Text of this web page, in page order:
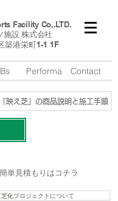
Facility Co,.LTD.
施設 株式会社
築港栄町1-1 1F
Performa Contact
化プロジェクトについて
映え芝』の商品説明と施工手順
単見積もりはコチラ